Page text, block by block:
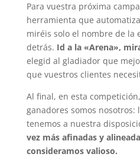
Para vuestra próxima
herramienta que
miréis solo el nombre de la
detrás. Id a la «Arena»,
elegid al gladiador que
que vuestros clientes
Al final, en esta
ganadores somos nosotros:
tenemos a nuestra
vez más afinadas y
consideramos valioso.